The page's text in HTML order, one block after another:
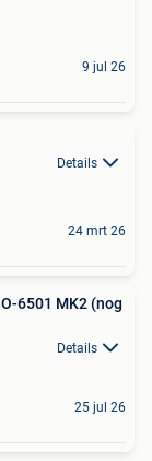
9 jul 26
Details
24 mrt 26
6501 MK2 (nog
Details
25 jul 26